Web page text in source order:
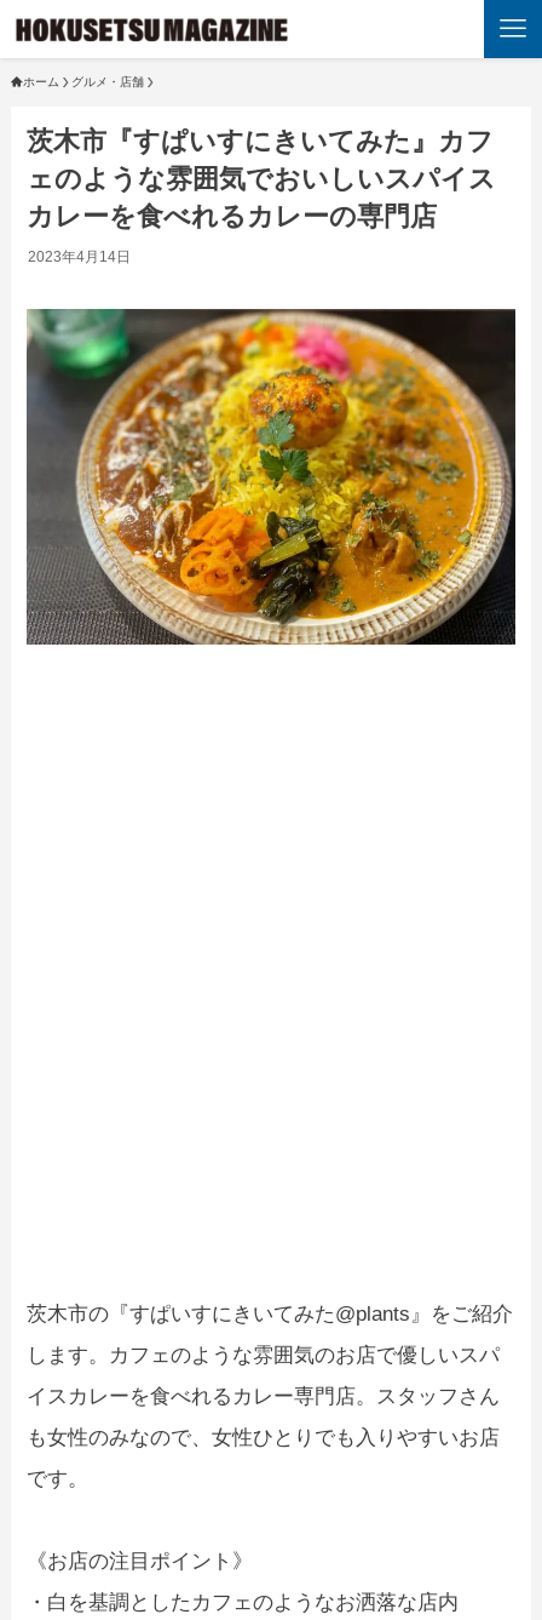
ホーム グルメ・店舗
茨木市『すぱいすにきいてみた』カフ
ェのような雰囲気でおいしいスパイス
カレーを食べれるカレーの専門店
2023年4月14日
茨木市の『すぱいすにきいてみた@plants』をご紹介
します。カフェのような雰囲気のお店で優しいスパ
イスカレーを食べれるカレー専門店。スタッフさん
も女性のみなので、女性ひとりでも入りやすいお店
です。
《お店の注目ポイント》
・白を基調としたカフェのようなお洒落な店内